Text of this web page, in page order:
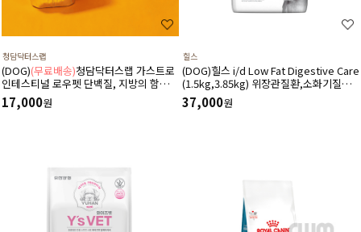
청담닥터스랩
(DOG)(무료배송)청담닥터스랩 가스트로
인테스티널 로우펫 단백질, 지방의 함량을
줄인 습식 캔사료 600g(100gx6ea) 저지
방처방습식,췌장염 ,소화기질환,고지혈
17,000원
힐스
(DOG)힐스 i/d Low Fat Digestive Care
(1.5kg,3.85kg) 위장관질환,소화기질환,
췌장염-처방식,처방사료
37,000원